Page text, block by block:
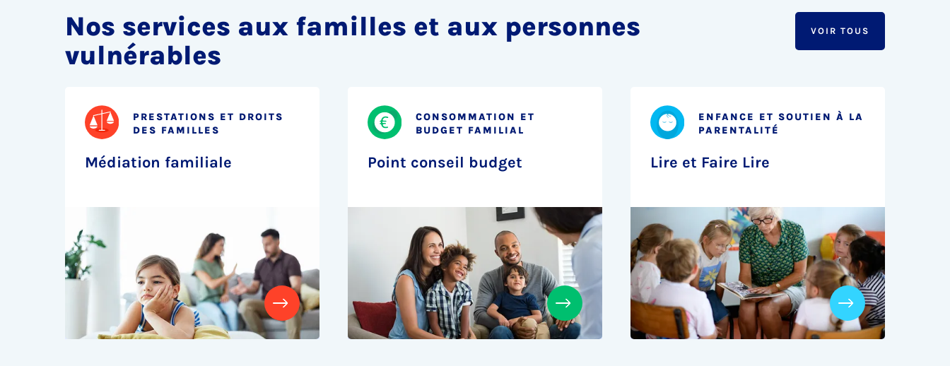
Nos services aux familles et aux personnes
vulnérables
VOIR TOUS
PRESTATIONS ET DROITS
DES FAMILLES
Médiation familiale
CONSOMMATION ET
BUDGET FAMILIAL
Point conseil budget
ENFANCE ET SOUTIEN À LA
PARENTALITÉ
Lire et Faire Lire